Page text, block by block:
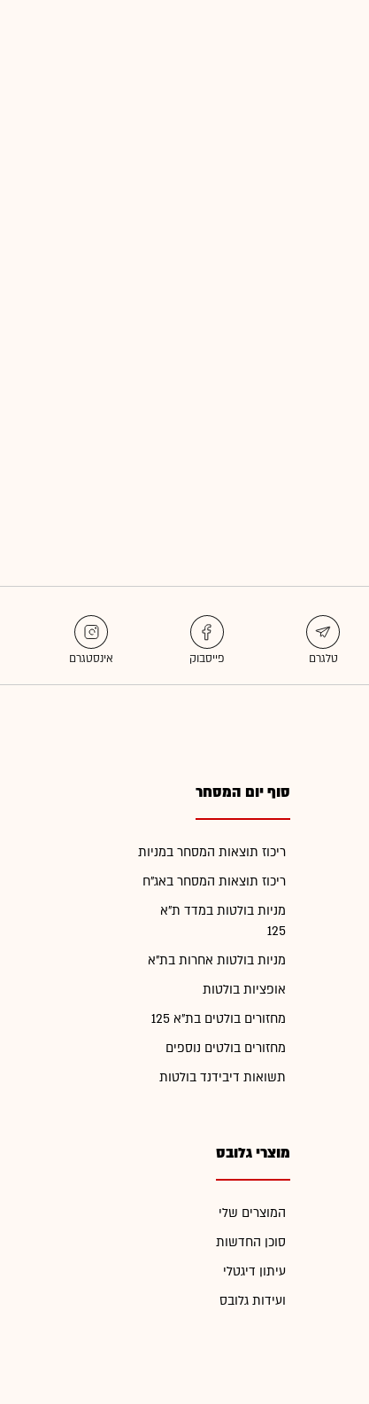
סוף יום המסחר
ריכוז תוצאות המסחר במניות
ריכוז תוצאות המסחר באג"ח
מניות בולטות במדד ת"א
125
מניות בולטות אחרות בת"א
אופציות בולטות
מחזורים בולטים בת"א 125
מחזורים בולטים נוספים
תשואות דיבידנד בולטות
מוצרי גלובס
המוצרים שלי
סוכן החדשות
עיתון דיגטלי
ועידות גלובס